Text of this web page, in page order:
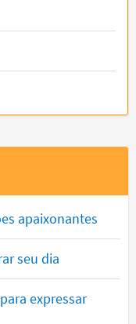
apaixonantes
seu dia
expressar